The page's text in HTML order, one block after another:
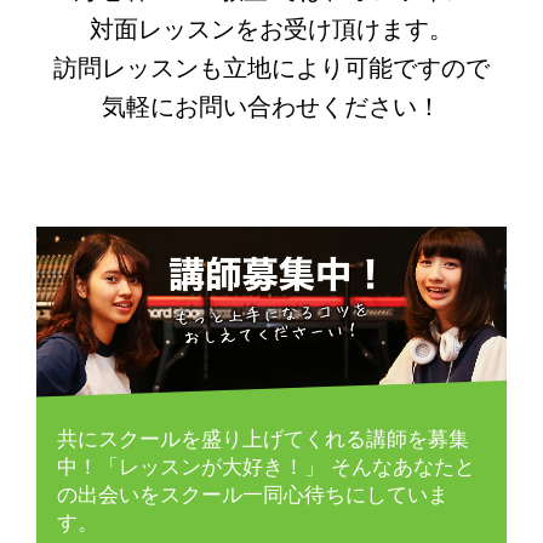
対面レッスンをお受け頂けます。
訪問レッスンも立地により可能ですので
気軽にお問い合わせください！
共にスクールを盛り上げてくれる講師を募集
中！「レッスンが大好き！」 そんなあなたと
の出会いをスクール一同心待ちにしていま
す。